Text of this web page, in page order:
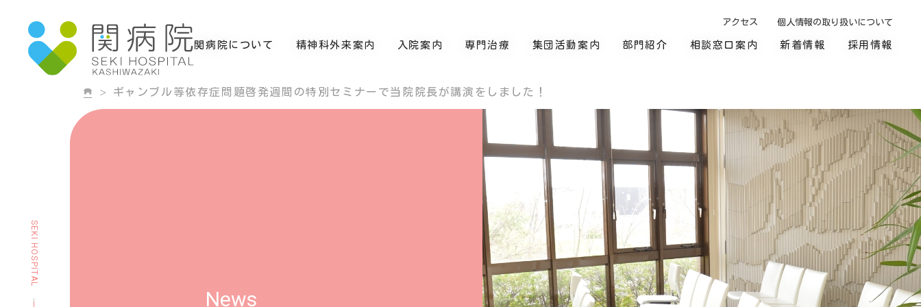
関病院について 精神科外来案内 入院案内 専門治療 集団活動案内 部門紹介 相談窓口案内 新着情報 採用情報
アクセス 個人情報の取り扱いについて
ギャンブル等依存症問題啓発週間の特別セミナーで当院院長が講演をしました！
SEKI HOSPITAL